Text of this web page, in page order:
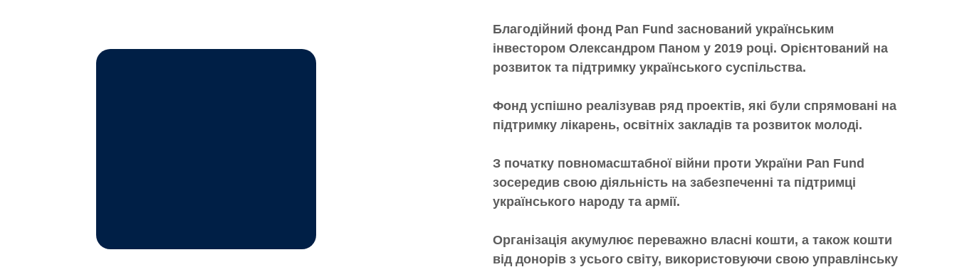
Благодійний фонд Pan Fund заснований українським
інвестором Олександром Паном у 2019 році. Орієнтований на
розвиток та підтримку українського суспільства.
Фонд успішно реалізував ряд проектів, які були спрямовані на
підтримку лікарень, освітніх закладів та розвиток молоді.
З початку повномасштабної війни проти України Pan Fund
зосередив свою діяльність на забезпеченні та підтримці
українського народу та армії.
Організація акумулює переважно власні кошти, а також кошти
від донорів з усього світу, використовуючи свою управлінську